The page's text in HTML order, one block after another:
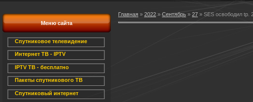
Меню сайта
Спутниковое телевидение
Интернет ТВ - IPTV
IPTV ТВ - бесплатно
Пакеты спутникового ТВ
Спутниковый интернет
Главная » 2022 » Сентябрь » 27 » SES освободил tp.